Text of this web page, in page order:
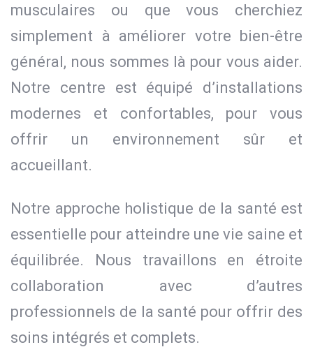
musculaires ou que vous cherchiez
simplement à améliorer votre bien-être
général, nous sommes là pour vous aider.
Notre centre est équipé d’installations
modernes et confortables, pour vous
offrir un environnement sûr et
accueillant.
Notre approche holistique de la santé est
essentielle pour atteindre une vie saine et
équilibrée. Nous travaillons en étroite
collaboration avec d’autres
professionnels de la santé pour offrir des
soins intégrés et complets.